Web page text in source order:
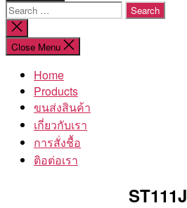
Search
for:
Close
search
Close Menu
Home
Products
ขนส่งสินค้า
เกี่ยวกับเรา
การสั่งชื้อ
ติอต่อเรา
ST111J